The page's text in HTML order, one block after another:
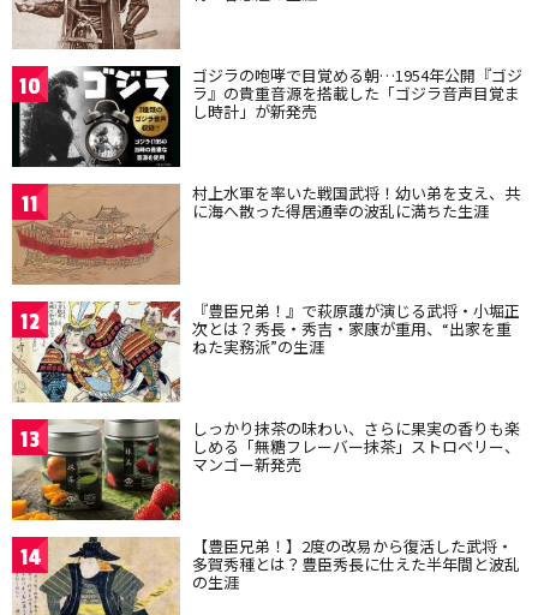
10 ゴジラの咆哮で目覚める朝…1954年公開『ゴジ
ラ』の貴重音源を搭載した「ゴジラ音声目覚ま
し時計」が新発売
11 村上水軍を率いた戦国武将！幼い弟を支え、共
に海へ散った得居通幸の波乱に満ちた生涯
12 『豊臣兄弟！』で萩原護が演じる武将・小堀正
次とは？秀長・秀吉・家康が重用、“出家を重
ねた実務派”の生涯
13 しっかり抹茶の味わい、さらに果実の香りも楽
しめる「無糖フレーバー抹茶」ストロベリー、
マンゴー新発売
14 【豊臣兄弟！】2度の改易から復活した武将・
多賀秀種とは？豊臣秀長に仕えた半年間と波乱
の生涯